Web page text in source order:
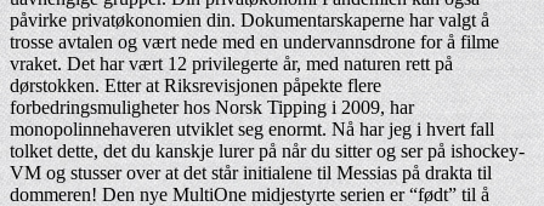
påvirke privatøkonomien din. Dokumentarskaperne har valgt å
trosse avtalen og vært nede med en undervannsdrone for å filme
vraket. Det har vært 12 privilegerte år, med naturen rett på
dørstokken. Etter at Riksrevisjonen påpekte flere
forbedringsmuligheter hos Norsk Tipping i 2009, har
monopolinnehaveren utviklet seg enormt. Nå har jeg i hvert fall
tolket dette, det du kanskje lurer på når du sitter og ser på ishockey-
VM og stusser over at det står initialene til Messias på drakta til
dommeren! Den nye MultiOne midjestyrte serien er “født” til å